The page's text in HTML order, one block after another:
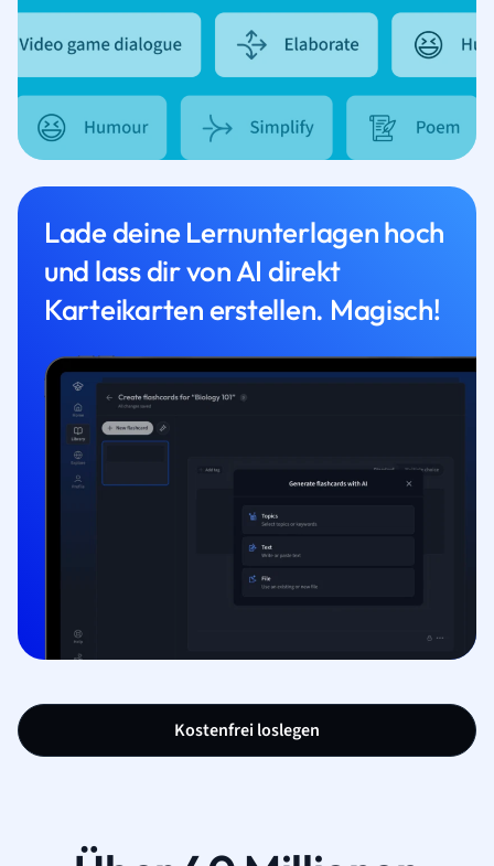
Lade deine Lernunterlagen hoch
und lass dir von AI direkt
Karteikarten erstellen. Magisch!
Kostenfrei loslegen